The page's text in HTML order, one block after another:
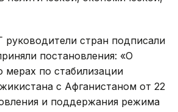
руководители стран подписали
постановления: «О
мерах по стабилизации
с Афганистаном от 22
и поддержания режима